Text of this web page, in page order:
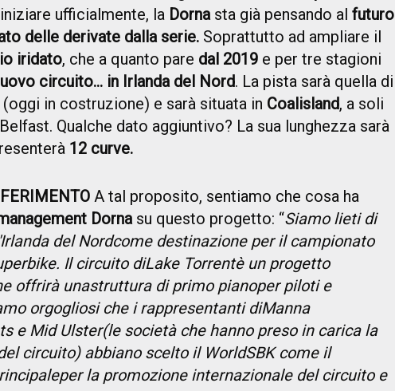
ufficialmente, la Dornasta già pensando al futuro
delle derivate dalla serie. Soprattutto ad ampliare il
iridato, che a quanto pare dal 2019 e per tre stagioni
circuito... in Irlanda del Nord. La pista sarà quella di
(oggi in costruzione) e sarà situata in Coalisland, a soli
Qualche dato aggiuntivo? La sua lunghezza sarà
12 curve.
A tal proposito, sentiamo che cosa ha
Dornasu questo progetto: “Siamo lieti di
Irlanda del Nordcome destinazione per il campionato
. Il circuito diLake Torrentè un progetto
offrirà unastruttura di primo pianoper piloti e
orgogliosi che i rappresentanti diManna
e Mid Ulster(le società che hanno preso in carica la
circuito) abbiano scelto il WorldSBK come il
per la promozione internazionale del circuito e